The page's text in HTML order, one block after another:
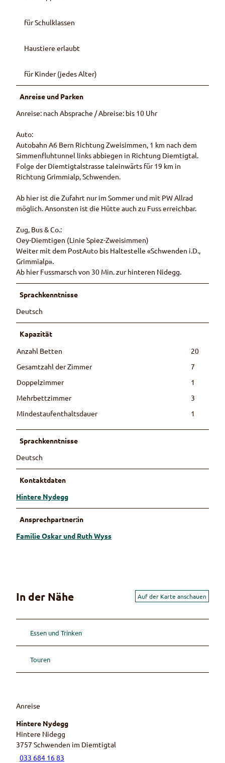
für Schulklassen
Haustiere erlaubt
für Kinder (jedes Alter)
Anreise und Parken
Anreise: nach Absprache / Abreise: bis 10 Uhr
Auto:
Autobahn A6 Bern Richtung Zweisimmen, 1 km nach dem
Simmenfluhtunnel links abbiegen in Richtung Diemtigtal.
Folge der Diemtigtalstrasse taleinwärts für 19 km in
Richtung Grimmialp, Schwenden.
Ab hier ist die Zufahrt nur im Sommer und mit PW Allrad
möglich. Ansonsten ist die Hütte auch zu Fuss erreichbar.
Zug, Bus & Co.:
Oey-Diemtigen (Linie Spiez-Zweisimmen)
Weiter mit dem PostAuto bis Haltestelle «Schwenden i.D.,
Grimmialp».
Ab hier Fussmarsch von 30 Min. zur hinteren Nidegg.
Sprachkenntnisse
Deutsch
Kapazität
Anzahl Betten
20
Gesamtzahl der Zimmer
7
Doppelzimmer
1
Mehrbettzimmer
3
Mindestaufenthaltsdauer
1
Sprachkenntnisse
Deutsch
Kontaktdaten
Hintere Nydegg
Ansprechpartner:in
Familie Oskar und Ruth Wyss
In der Nähe Auf der Karte anschauen
Essen und Trinken
Touren
Anreise
Hintere Nydegg
Hintere Nidegg
3757 Schwenden im Diemtigtal
033 684 16 83